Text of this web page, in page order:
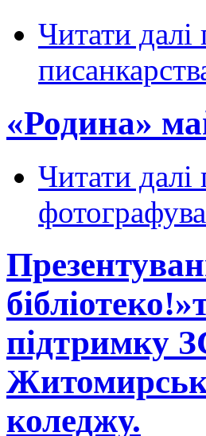
Читати далі
«Родина»
Читати далі
підтримку
коледжу.